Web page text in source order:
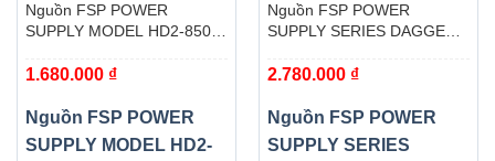
Nguồn FSP POWER
SUPPLY MODEL HD2-850/
PLUS BRONZE/ MÀU ĐEN)
1.680.000 ₫
Nguồn FSP POWER
SUPPLY MODEL HD2-
Nguồn FSP POWER
SUPPLY SERIES DAGGER
GOLD/ MÀU ĐEN)
2.780.000 ₫
Nguồn FSP POWER
SUPPLY SERIES